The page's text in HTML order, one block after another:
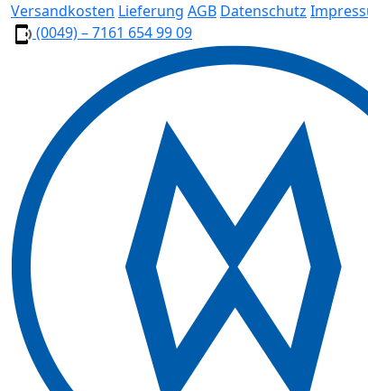
Versandkosten Lieferung AGB Datenschutz
(0049) – 7161 654 99 09